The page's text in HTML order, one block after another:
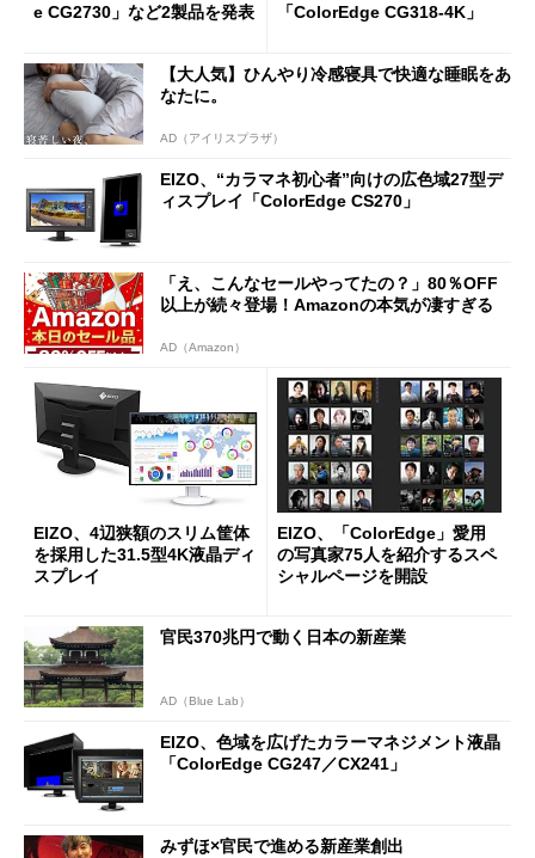
e CG2730」など2製品を発表
「ColorEdge CG318-4K」
【大人気】ひんやり冷感寝具で快適な睡眠をあ
なたに。
AD（アイリスプラザ）
EIZO、“カラマネ初心者”向けの広色域27型デ
ィスプレイ「ColorEdge CS270」
「え、こんなセールやってたの？」80％OFF
以上が続々登場！Amazonの本気が凄すぎる
AD（Amazon）
EIZO、4辺狭額のスリム筐体
を採用した31.5型4K液晶ディ
スプレイ
EIZO、「ColorEdge」愛用
の写真家75人を紹介するスペ
シャルページを開設
官民370兆円で動く日本の新産業
AD（Blue Lab）
EIZO、色域を広げたカラーマネジメント液晶
「ColorEdge CG247／CX241」
みずほ×官民で進める新産業創出